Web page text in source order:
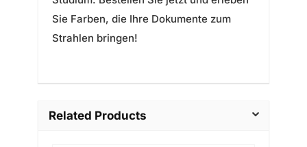
Sie Farben, die Ihre Dokumente zum
Strahlen bringen!
Related Products